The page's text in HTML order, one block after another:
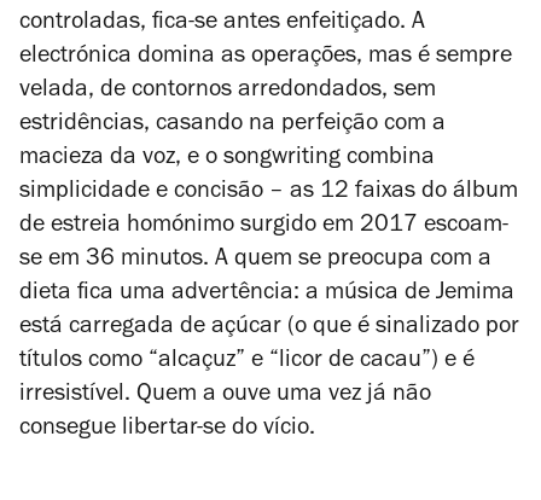
controladas, fica-se antes enfeitiçado. A
electrónica domina as operações, mas é sempre
velada, de contornos arredondados, sem
estridências, casando na perfeição com a
macieza da voz, e o songwriting combina
simplicidade e concisão – as 12 faixas do álbum
de estreia homónimo surgido em 2017 escoam-
se em 36 minutos. A quem se preocupa com a
dieta fica uma advertência: a música de Jemima
está carregada de açúcar (o que é sinalizado por
títulos como “alcaçuz” e “licor de cacau”) e é
irresistível. Quem a ouve uma vez já não
consegue libertar-se do vício.